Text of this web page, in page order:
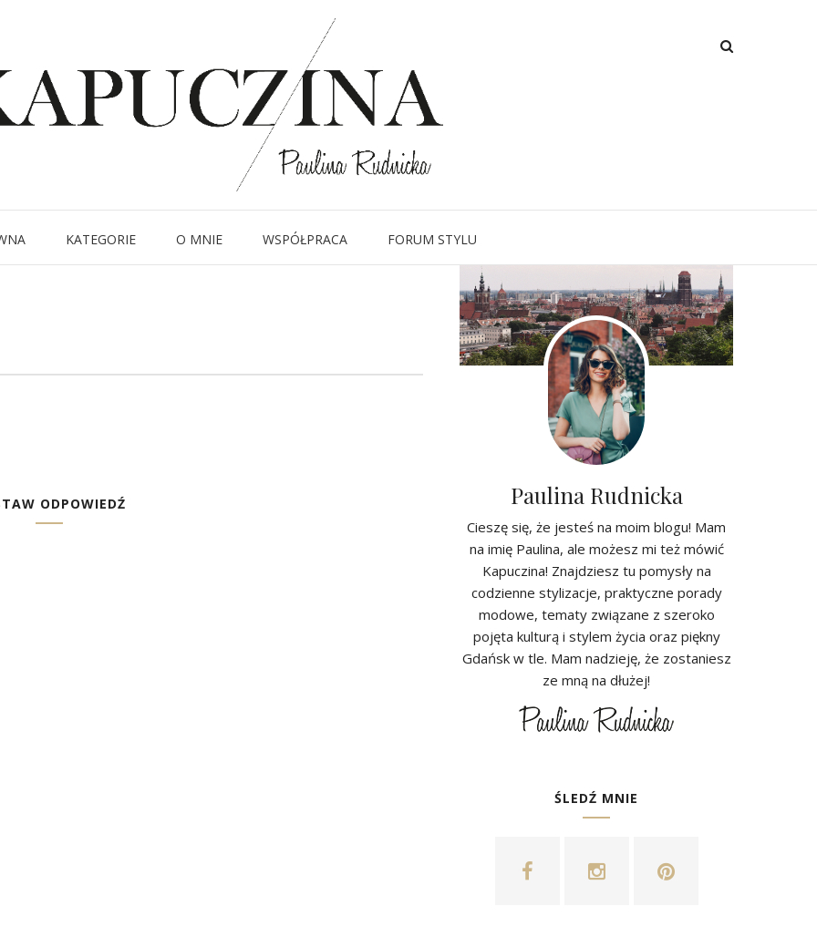
KATEGORIE O MNIE WSPÓŁPRACA FORUM STYLU
112
Written byKapuczina in
ODPOWIEDŹ Paulina Rudnicka
Cieszę się, że jesteś na moim blogu! Mam
na imię Paulina, ale możesz mi też mówić
Kapuczina! Znajdziesz tu pomysły na
codzienne stylizacje, praktyczne porady
modowe, tematy związane z szeroko
pojęta kulturą i stylem życia oraz piękny
Gdańsk w tle. Mam nadzieję, że zostaniesz
ze mną na dłużej!
ŚLEDŹ MNIE